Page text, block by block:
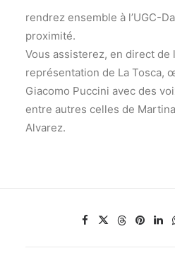
rendrez ensemble à l’UGC-
proximité.
Vous assisterez, en direct de
représentation de La Tosca,
Giacomo Puccini avec des
entre autres celles de
Alvarez.